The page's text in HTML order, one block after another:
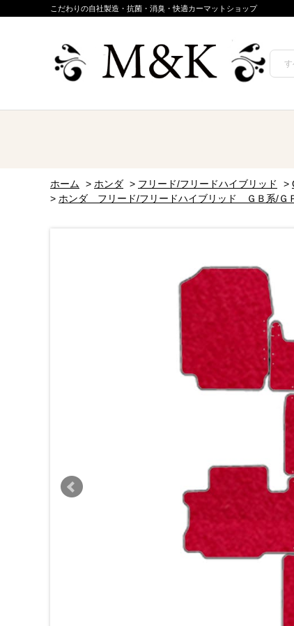
こだわりの自社製造・抗菌・消臭・快適カーマットショップ
ホーム > ホンダ > フリード/フリードハイブリッド >
> ホンダ フリード/フリードハイブリッド ＧＢ系